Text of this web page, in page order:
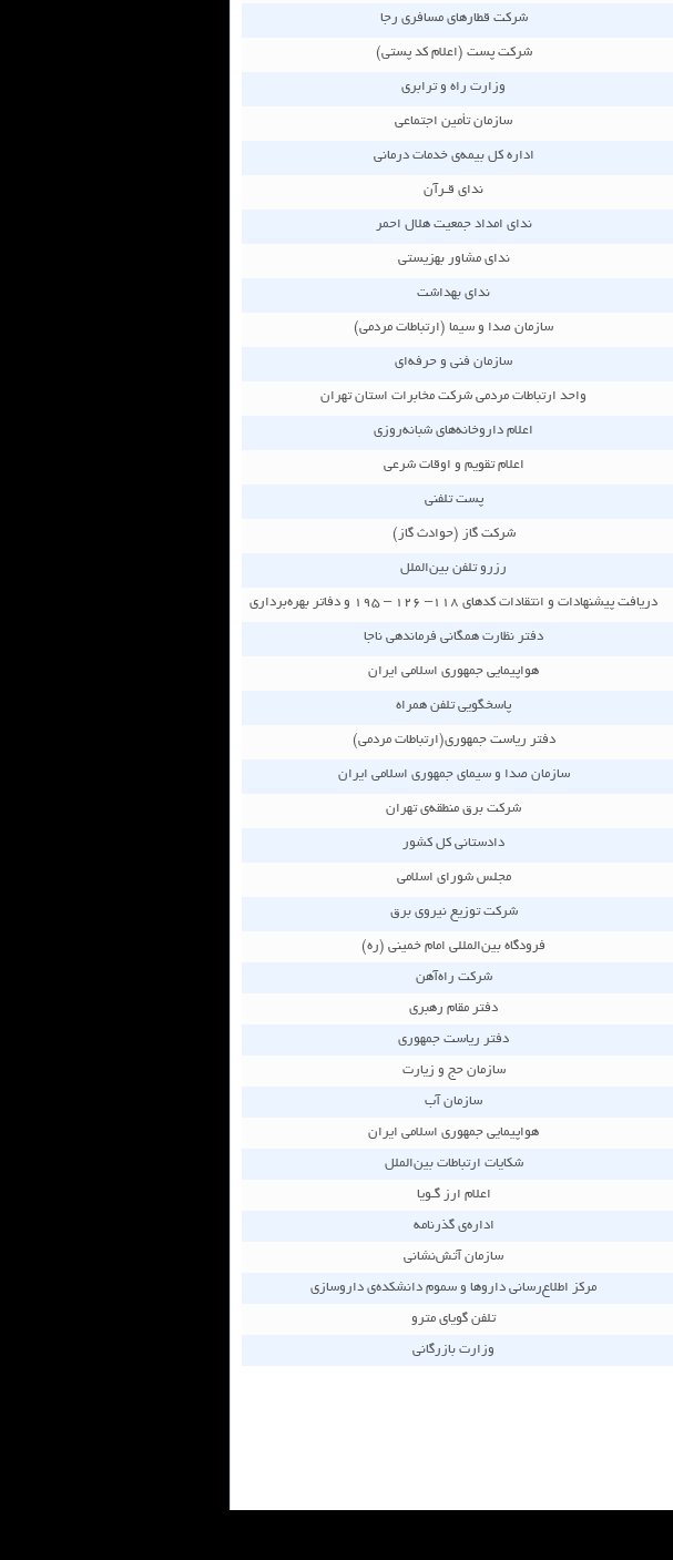
شرکت قطارهای مسافری رجا
شركت پست (اعلام كد پستی)
وزارت راه و ترابری
سازمان تأمين اجتماعی
اداره كل بيمه‌ی خدمات درمانی
ندای قـرآن
ندای امداد جمعيت هلال احمر
ندای مشاور بهزيستی
ندای بهداشت
سازمان صدا و سيما (ارتباطات مردمی)
سازمان فنی و حرفه‌ای
واحد ارتباطات مردمی شركت مخابرات استان تهران
اعلام داروخانه‌های شبانه‌روزی
اعلام تقويم و اوقات شرعی
پست تلفنی
شركت گاز (حوادث گاز)
رزرو تلفن بين‌الملل
دریافت پیشنهادات و انتقادات کدهای ١١٨ – ١٢٦ – ١٩٥ و دفاتر بهره‌برداری
دفتر نظارت همگانی فرماندهی ناجا
هواپيمايی جمهوری اسلامی ايران
پاسخگويی تلفن همراه
دفتر رياست جمهوری(ارتباطات مردمی)
سازمان صدا و سيمای جمهوری اسلامی ايران
شرکت برق منطقه‌ی تهران
دادستانی کل کشور
مجلس شورای اسلامی
شرکت توزیع نیروی برق
فرودگاه بین‌المللی امام خمینی (ره)
شركت راه‌آهن
دفتر مقام رهبری
دفتر رياست جمهوری
سازمان حج و زيارت
سازمان آب
هواپیمایی جمهوری اسلامی ایران
شکایات ارتباطات بین‌الملل
اعلام ارز گـويا
اداره‌‌ی گذرنامه
سازمان آتش‌نشانی
مرکز اطلاع‌رسانی داروها و سموم دانشکده‌ی داروسازی
تلفن گویای مترو
وزارت بازرگانی